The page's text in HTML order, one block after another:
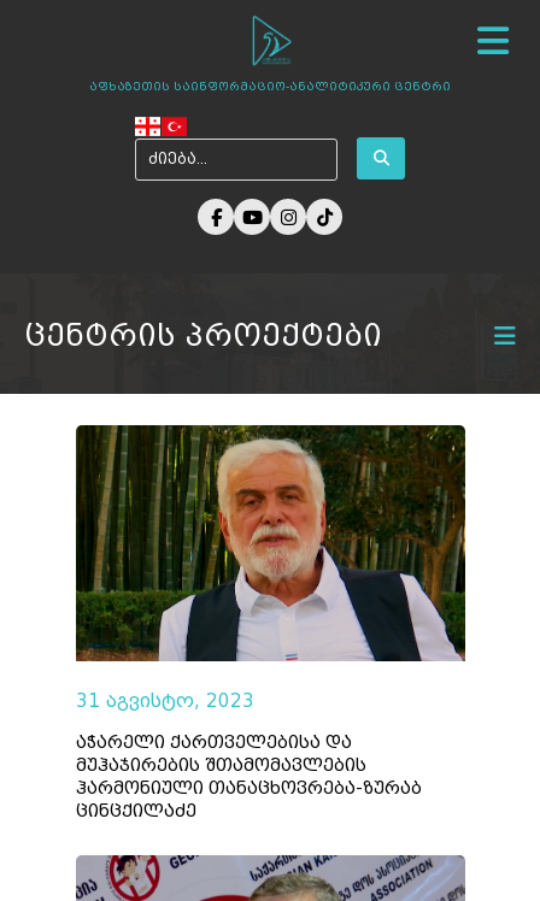
აფხაზეთის საინფორმაციო-ანალიტიკური ცენტრი
სიახლეები
ჩვენ შესახებ
ცენტრის პროექტები
ცენტრის პროექტები
31 აგვისტო, 2023
აჭარელი ქართველებისა და
მუჰაჯირების შთამომავლების
ჰარმონიული თანაცხოვრება-ზურაბ
ცინცქილაძე